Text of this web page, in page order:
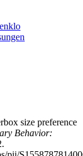
size preference
Behavior: